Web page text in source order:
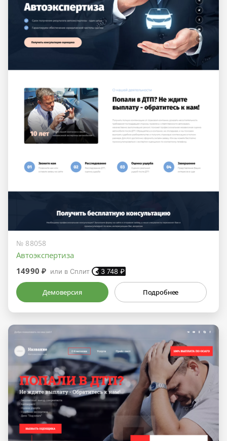
№ 88058
Автоэкспертиза
14990 ₽ или в Сплит 3 748 ₽
Демоверсия Подробнее